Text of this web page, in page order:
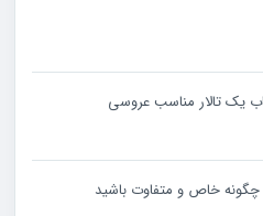
چگونه خاص و متفاوت باشید